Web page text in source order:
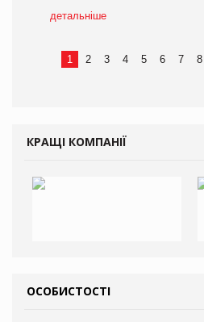
детальніше
1 2 3 4 5 6 7 8
КРАЩІ КОМПАНІЇ
ОСОБИСТОСТІ